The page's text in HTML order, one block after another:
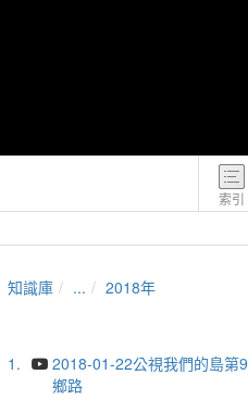
索引
知識庫 ... 2018年
1.
2018-01-22公視我們的島第
鄉路